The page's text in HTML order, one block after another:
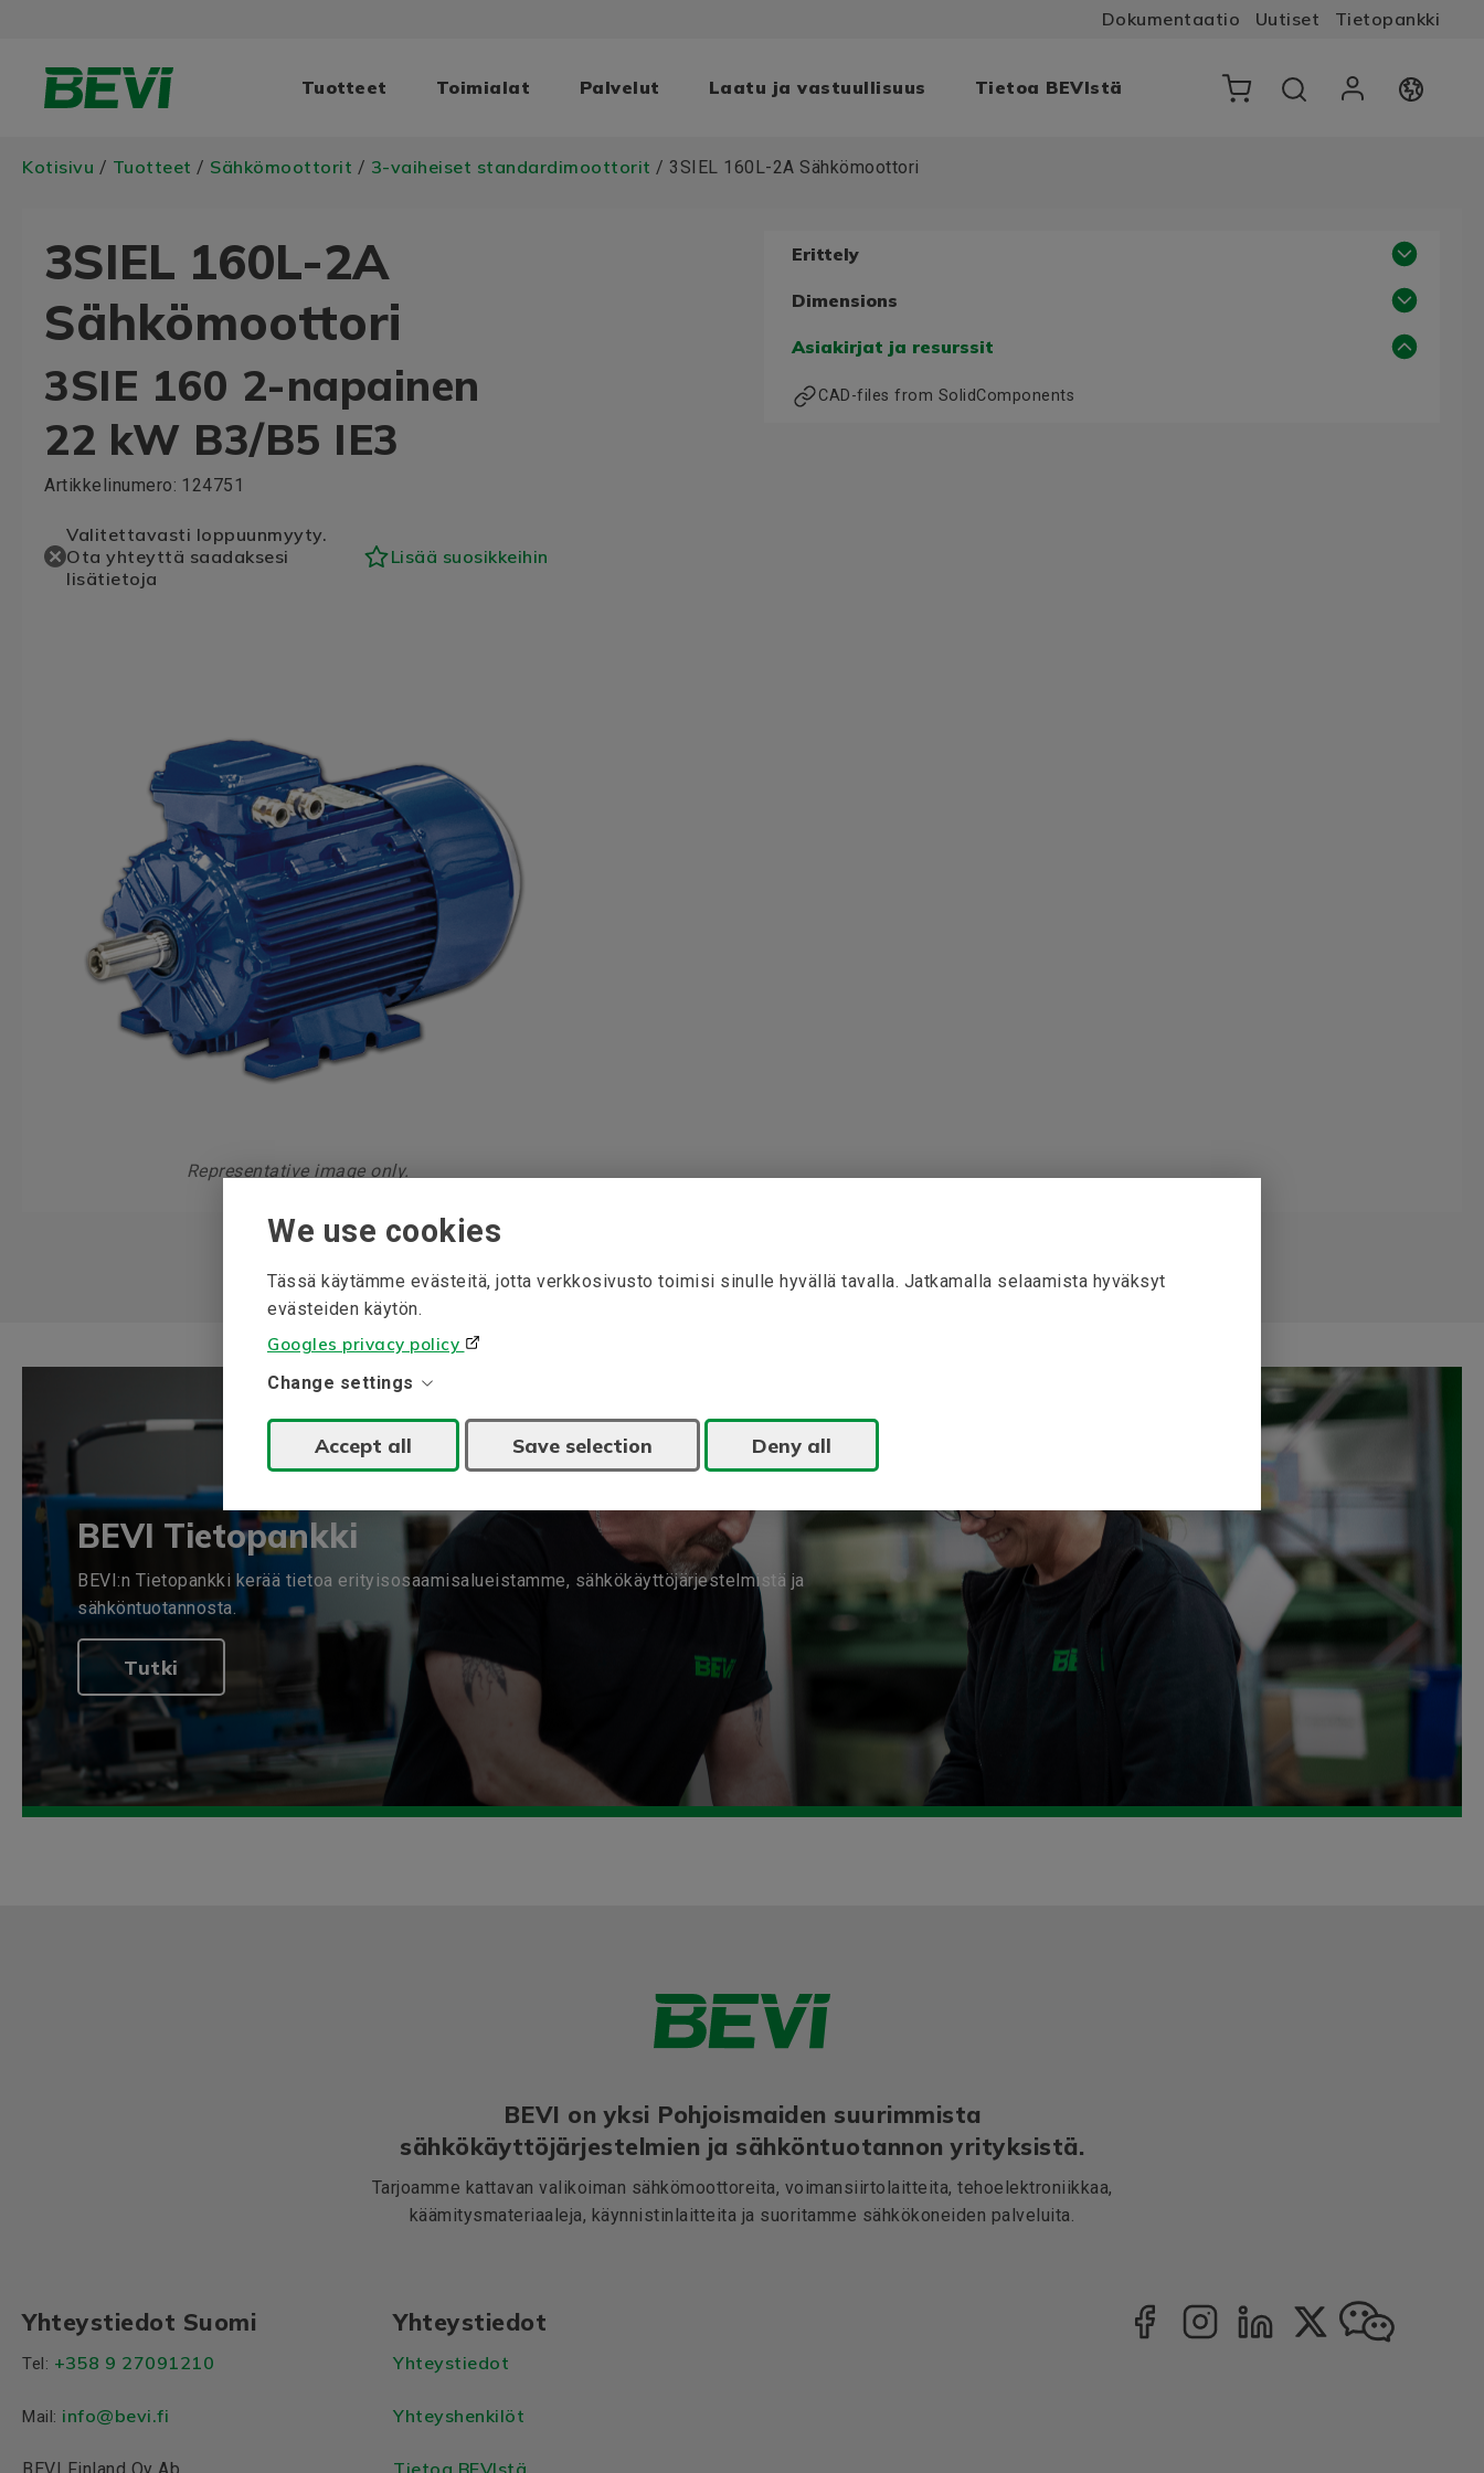
We use cookies
Tässä käytämme evästeitä, jotta verkkosivusto toimisi sinulle hyvällä tavalla. Jatkamalla selaamista hyväksyt
evästeiden käytön.
Googles privacy policy
Change settings
Accept all Save selection Deny all
Dokumentaatio Uutiset Tietopankki
Tuotteet Toimialat Palvelut Laatu ja vastuullisuus Tietoa BEVIstä
Kotisivu / Tuotteet / Sähkömoottorit / 3-vaiheiset standardimoottorit / 3SIEL 160L-2A Sähkömoottori
3SIEL 160L-2A
Sähkömoottori
3SIE 160 2-napainen
22 kW B3/B5 IE3
Artikkelinumero: 124751
Valitettavasti loppuunmyyty.
Ota yhteyttä saadaksesi
lisätietoja
Lisää suosikkeihin
Representative image only.
Erittely
Dimensions
Asiakirjat ja resurssit
CAD-files from SolidComponents
BEVI Tietopankki
BEVI:n Tietopankki kerää tietoa erityisosaamisalueistamme, sähkökäyttöjärjestelmistä ja
sähköntuotannosta.
Tutki
BEVI on yksi Pohjoismaiden suurimmista
sähkökäyttöjärjestelmien ja sähköntuotannon yrityksistä.
Tarjoamme kattavan valikoiman sähkömoottoreita, voimansiirtolaitteita, tehoelektroniikkaa,
käämitysmateriaaleja, käynnistinlaitteita ja suoritamme sähkökoneiden palveluita.
Yhteystiedot Suomi
Tel: +358 9 27091210
Mail: info@bevi.fi
Yhteystiedot
Yhteystiedot
Yhteyshenkilöt